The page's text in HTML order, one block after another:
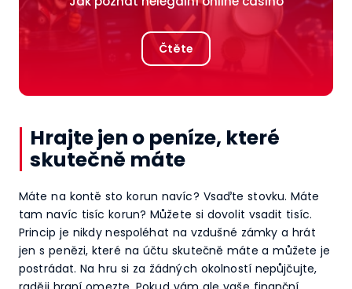
Čtěte
Hrajte jen o peníze, které
skutečně máte
Máte na kontě sto korun navíc? Vsaďte stovku. Máte
tam navíc tisíc korun? Můžete si dovolit vsadit tisíc.
Princip je nikdy nespoléhat na vzdušné zámky a hrát
jen s penězi, které na účtu skutečně máte a můžete je
postrádat. Na hru si za žádných okolností nepůjčujte,